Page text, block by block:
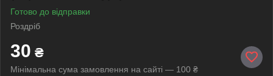
Готово до відправки
Роздріб
30 ₴
Мінімальна сума замовлення на сайті — 100 ₴